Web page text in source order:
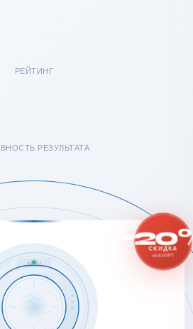
РЕЙТИНГ
РЕЗУЛЬТАТА
- СКИДКА
на все МРТ
MRI